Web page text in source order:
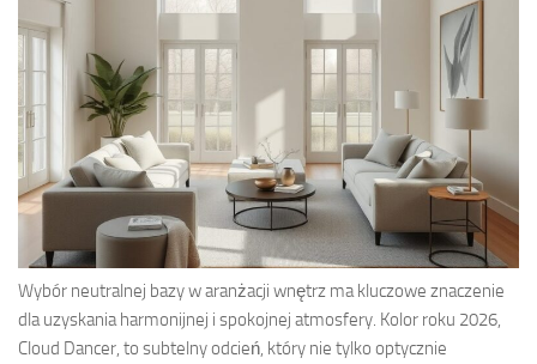
Wybór neutralnej bazy w aranżacji wnętrz ma kluczowe znaczenie
dla uzyskania harmonijnej i spokojnej atmosfery. Kolor roku 2026,
Cloud Dancer, to subtelny odcień, który nie tylko optycznie